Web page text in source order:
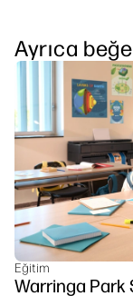
Ayrıca
Eğitim
Warringa Park